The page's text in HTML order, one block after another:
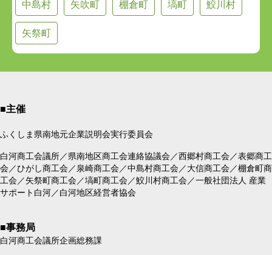
中島村 矢吹町 棚倉町 塙町 鮫川村
矢祭町
■主催
ふくしま県南地元企業説明会実行委員会
白河商工会議所／県南地区商工会連絡協議会／西郷村商工会／表郷商工
会／ひがし商工会／泉崎商工会／中島村商工会／大信商工会／棚倉町商
工会／矢祭町商工会／塙町商工会／鮫川村商工会／一般社団法人 産業
サポート白河／白河地区経営者協会
■事務局
白河商工会議所企画総務課